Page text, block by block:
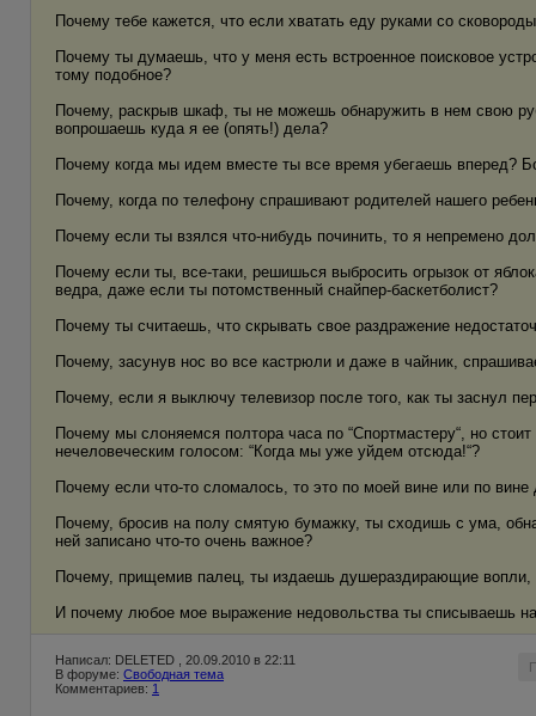
Почему тебе кажется, что если хватать еду руками со
Почему ты думаешь, что у меня есть встроенное поисковое
тому подобное?
Почему, раскрыв шкаф, ты не можешь обнаружить в нем свою
вопрошаешь куда я ее (опять!) дела?
Почему когда мы идем вместе ты все время убегаешь вперед?
Почему, когда по телефону спрашивают родителей нашего
Почему если ты взялся что-нибудь починить, то я непремено
Почему если ты, все-таки, решишься выбросить огрызок от
ведра, даже если ты потомственный снайпер-баскетболист?
Почему ты считаешь, что скрывать свое раздражение
Почему, засунув нос во все кастрюли и даже в чайник,
Почему, если я выключу телевизор после того, как ты заснул
Почему мы слоняемся полтора часа по “Спортмастеру“, но
нечеловеческим голосом: “Когда мы уже уйдем отсюда!“?
Почему если что-то сломалось, то это по моей вине или по
Почему, бросив на полу смятую бумажку, ты сходишь с ума,
ней записано что-то очень важное?
Почему, прищемив палец, ты издаешь душераздирающие вопли,
И почему любое мое выражение недовольства ты списываешь
Написал: DELETED , 20.09.2010 в 22:11
В форуме: Свободная тема
Комментариев: 1